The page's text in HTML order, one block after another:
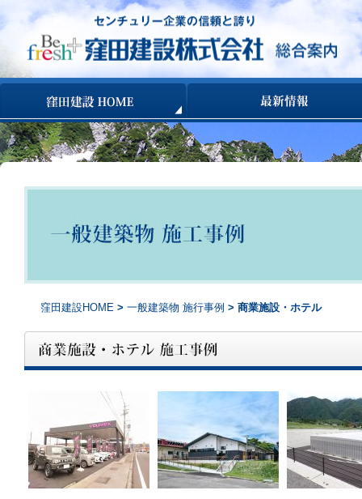
コンテンツへ移動
窪田建設HOME > 一般建築物 施行事例 > 商業施設・ホテル